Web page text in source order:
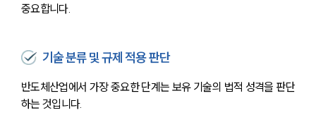
중요합니다.
기술 분류 및 규제 적용 판단
반도체산업에서 가장 중요한 단계는 보유 기술의 법적 성격을 판단
하는 것입니다.